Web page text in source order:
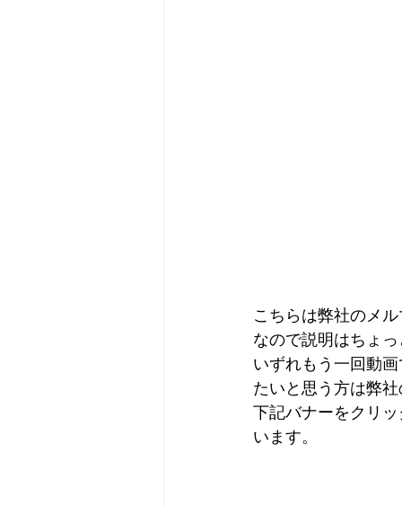
こちらは弊社のメ
なので説明はちょ
いずれもう一回動
たいと思う方は弊
下記バナーをクリ
います。